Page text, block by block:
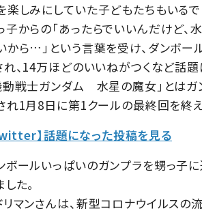
楽しみにしていた子どもたちもいるで
子からの「あったらでいいんだけど
から…」という言葉を受け、ダンボ
れ、14万ほどのいいねがつくなど話題
動戦士ガンダム 水星の魔女」とは
れ1月8日に第1クールの最終回を終
】話題になった投稿を見る
ボールいっぱいのガンプラを甥っ子
た。
リマンさんは、新型コロナウイルス